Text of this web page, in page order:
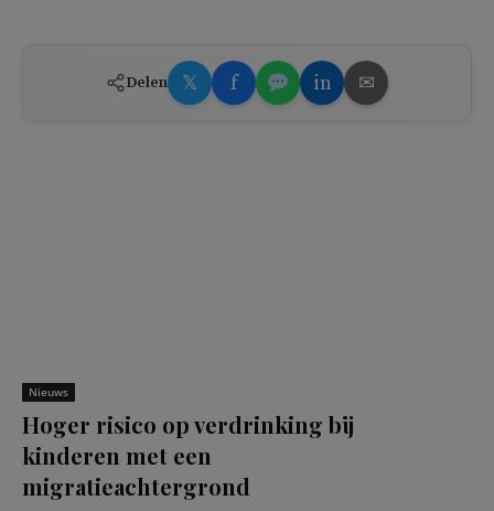
Delen 𝕏 f in ✉
Nieuws
Hoger risico op verdrinking bij
kinderen met een
migratieachtergrond